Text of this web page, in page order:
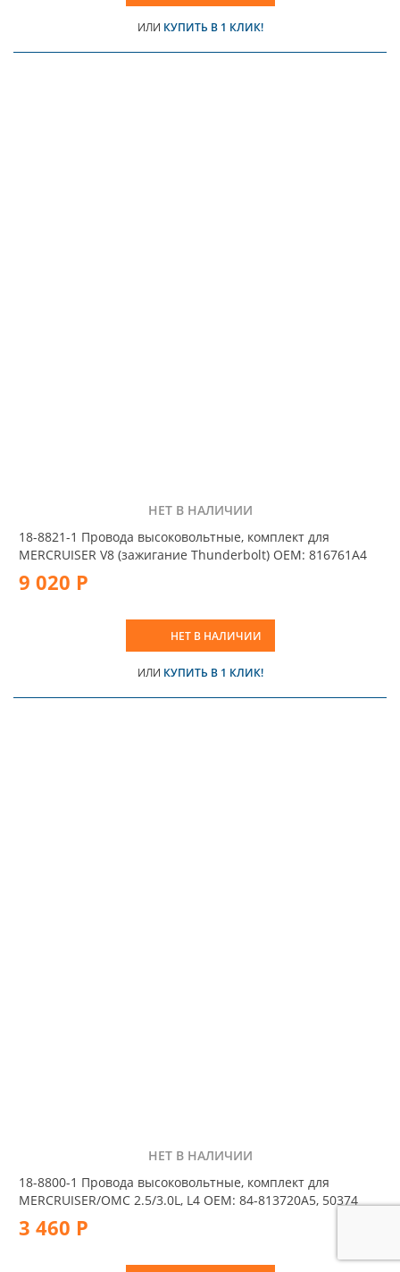
ИЛИ КУПИТЬ В 1 КЛИК!
НЕТ В НАЛИЧИИ
18-8821-1 Провода высоковольтные, комплект для
MERCRUISER V8 (зажигание Thunderbolt) OEM: 816761A4
9 020 Р
НЕТ В НАЛИЧИИ
ИЛИ КУПИТЬ В 1 КЛИК!
НЕТ В НАЛИЧИИ
18-8800-1 Провода высоковольтные, комплект для
MERCRUISER/OMC 2.5/3.0L, L4 OEM: 84-813720A5, 50374
3 460 Р